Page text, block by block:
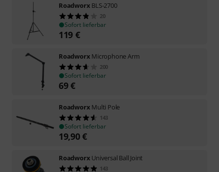
Roadworx BLS-2700
20
Sofort lieferbar
119 €
Roadworx Microphone Arm
200
Sofort lieferbar
69€
Roadworx Multi Pole
143
Sofort lieferbar
19,90€
Roadworx Universal Ball Joint
143